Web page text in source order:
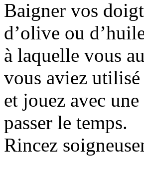
Baigner vos
d’olive ou
à laquelle vous
vous aviez
et jouez avec
passer le temps.
Rincez